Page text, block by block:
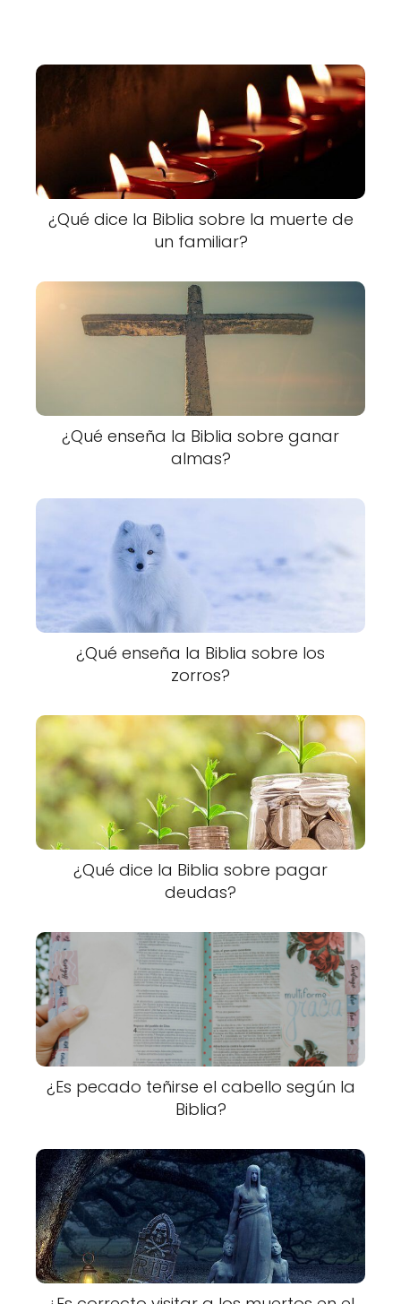
¿Qué dice la Biblia sobre la muerte de
un familiar?
¿Qué enseña la Biblia sobre ganar
almas?
¿Qué enseña la Biblia sobre los
zorros?
¿Qué dice la Biblia sobre pagar
deudas?
¿Es pecado teñirse el cabello según la
Biblia?